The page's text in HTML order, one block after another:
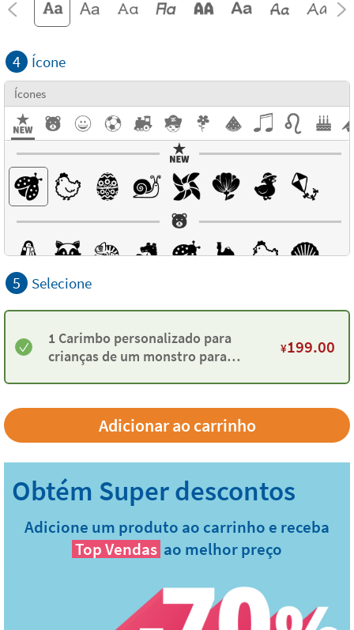
4 Ícone
Ícones
5 Selecione
1 Carimbo personalizado para
crianças de um monstro para
¥199.00
Adicione um produto ao carrinho e receba
Top Vendas ao melhor preço